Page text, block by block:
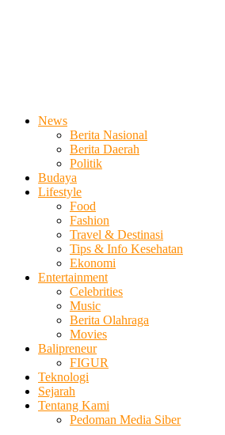
News
Berita Nasional
Berita Daerah
Politik
Budaya
Lifestyle
Food
Fashion
Travel & Destinasi
Tips & Info Kesehatan
Ekonomi
Entertainment
Celebrities
Music
Berita Olahraga
Movies
Balipreneur
FIGUR
Teknologi
Sejarah
Tentang Kami
Pedoman Media Siber